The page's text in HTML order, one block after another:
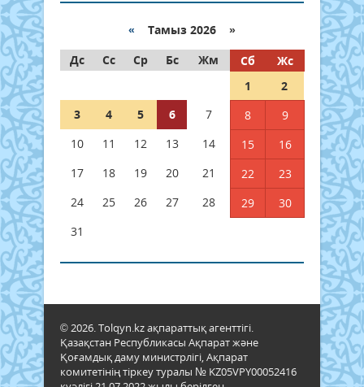
« Тамыз 2026 »
Дс
Сс Ср Бс Жм Сб
Жс
1
2
3
4 5 6 7 8
9
10
11 12 13 14 15
16
17
18 19 20 21 22
23
24
25 26 27 28 29
30
31
© 2026. Tolqyn.kz ақпараттық агенттігі.
Қазақстан Республикасы Ақпарат және
Қоғамдық даму министрлігі, Ақпарат
комитетінің тіркеу туралы № KZ05VPY00052416